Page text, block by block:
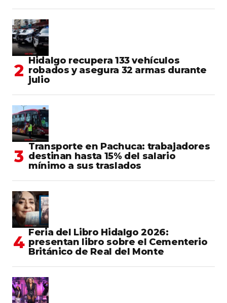
Hidalgo recupera 133 vehículos
robados y asegura 32 armas durante
julio
Transporte en Pachuca: trabajadores
destinan hasta 15% del salario
mínimo a sus traslados
Feria del Libro Hidalgo 2026:
presentan libro sobre el Cementerio
Británico de Real del Monte